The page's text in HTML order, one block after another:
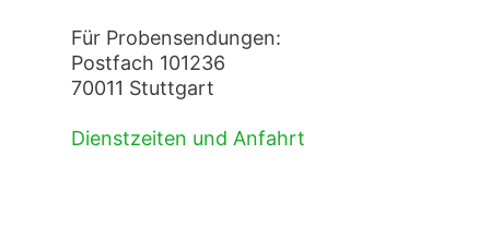
Für Probensendungen:
Postfach 101236
70011 Stuttgart
Dienstzeiten und Anfahrt